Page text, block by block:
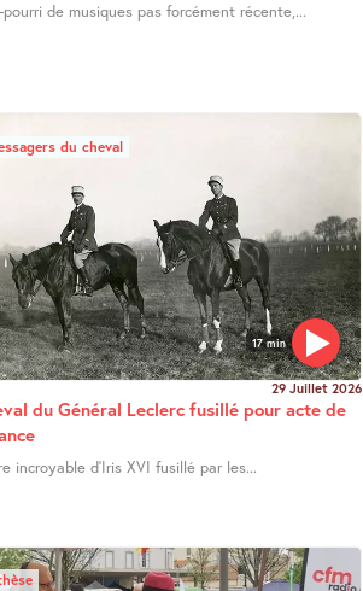
de musiques pas forcément récente,...
17 min
du cheval
29 Juillet 2026
du Général Leclerc fusillé pour acte de
incroyable d’Iris XVI fusillé par les...